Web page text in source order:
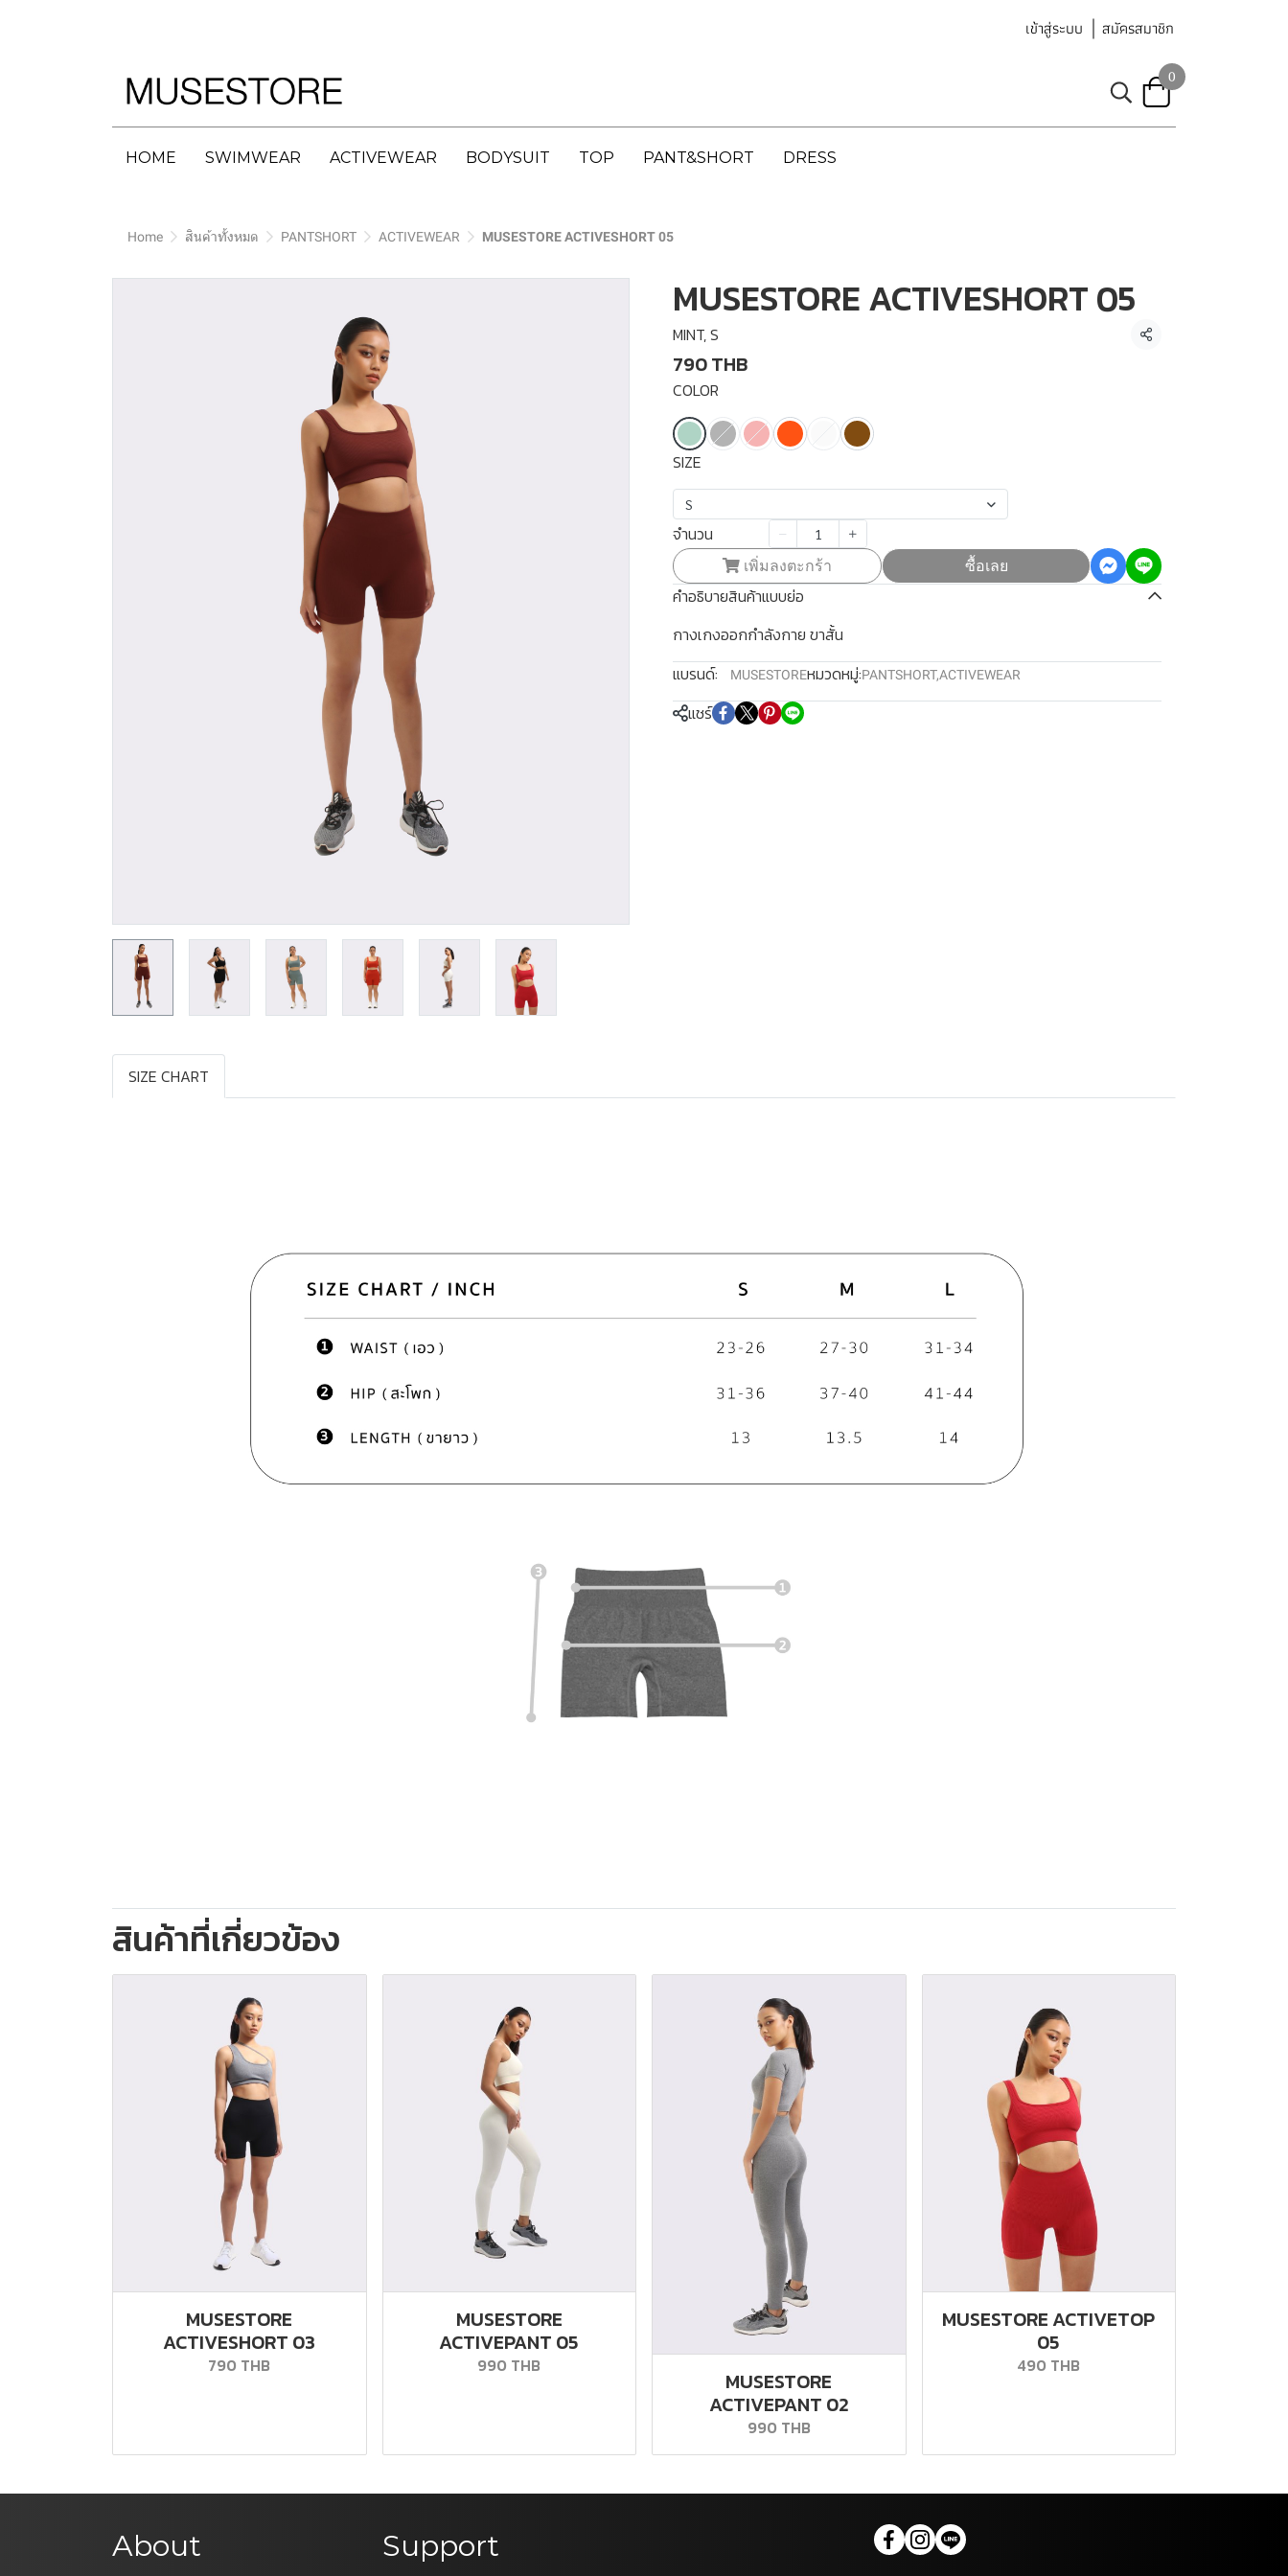
เข้าสู่ระบบ สมัครสมาชิก
0
HOME SWIMWEAR ACTIVEWEAR BODYSUIT TOP PANT&SHORT DRESS
Home สินค้าทั้งหมด PANTSHORT ACTIVEWEAR MUSESTORE ACTIVESHORT 05
MUSESTORE ACTIVESHORT 05
MINT, S แชร์
790 THB
COLOR
SIZE
S
จำนวน
เพิ่มลงตะกร้า ซื้อเลย
คำอธิบายสินค้าแบบย่อ
กางเกงออกกำลังกาย ขาสั้น
แบรนด์:
MUSESTOREหมวดหมู่:PANTSHORT,ACTIVEWEAR
แชร์
SIZE CHART
สินค้าที่เกี่ยวข้อง
MUSESTORE
ACTIVESHORT 03
790 THB
MUSESTORE
ACTIVEPANT 05
990 THB
MUSESTORE
ACTIVEPANT 02
990 THB
MUSESTORE ACTIVETOP
05
490 THB
About Support